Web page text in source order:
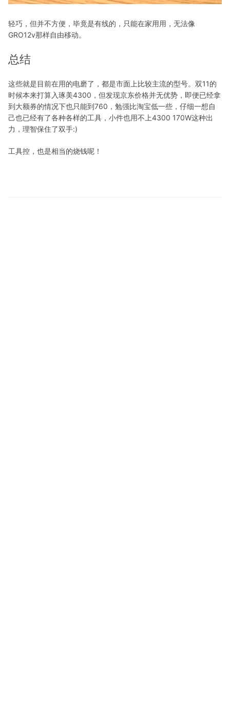
轻巧，但并不方便，毕竟是有线的，只能在家用用，无法像
GRO12v那样自由移动。
总结
这些就是目前在用的电磨了，都是市面上比较主流的型号。双11的
时候本来打算入琢美4300，但发现京东价格并无优势，即便已经拿
到大额券的情况下也只能到760，勉强比淘宝低一些，仔细一想自
己也已经有了各种各样的工具，小件也用不上4300 170W这种出
力，理智保住了双手:)
工具控，也是相当的烧钱呢！